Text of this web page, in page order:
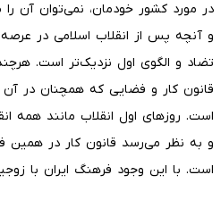
در مورد کشور خودمان، نمی‌توان آن
و آنچه پس از انقلاب اسلامی در عرصه
تضاد و الگوی اول نزدیک‌تر است.
قانون کار و فضایی که همچنان در
است. روزهای اول انقلاب مانند همه
و به نظر می‌رسد قانون کار در
است. با این وجود فرهنگ ایران با